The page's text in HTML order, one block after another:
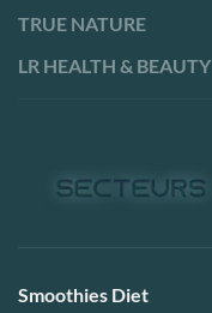
TRUE NATURE
LR HEALTH & BEAUTY
Smoothies Diet